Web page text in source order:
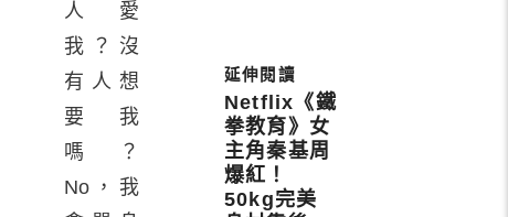
人愛
我？沒
有人想
要我
嗎？
No，我
Netflix《鐵
拳教育》女
主角秦基周
爆紅！
50kg完美